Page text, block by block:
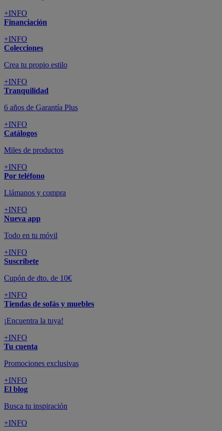
+INFO
Financiación
+INFO
Colecciones
Crea tu propio estilo
+INFO
Tranquilidad
6 años de Garantía Plus
+INFO
Catálogos
Miles de productos
+INFO
Por teléfono
Llámanos y compra
+INFO
Nueva app
Todo en tu móvil
+INFO
Suscríbete
Cupón de dto. de 10€
+INFO
Tiendas de sofás y muebles
¡Encuentra la tuya!
+INFO
Tu cuenta
Promociones exclusivas
+INFO
El blog
Busca tu inspiración
+INFO